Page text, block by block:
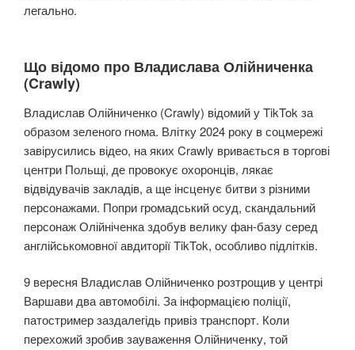
легально.
Що відомо про Владислава Олійниченка
(Crawly)
Владислав Олійниченко (Crawly) відомий у TikTok за
образом зеленого гнома. Влітку 2024 року в соцмережі
завірусились відео, на яких Crawly вривається в торгові
центри Польщі, де провокує охоронців, лякає
відвідувачів закладів, а ще інсценує битви з різними
персонажами. Попри громадський осуд, скандальний
персонаж Олійніченка здобув велику фан-базу серед
англійськомовної авдиторії TikTok, особливо підлітків.
9 вересня Владислав Олійниченко розтрощив у центрі
Варшави два автомобілі. За інформацією поліції,
патостример заздалегідь привіз транспорт. Коли
перехожий зробив зауваження Олійниченку, той